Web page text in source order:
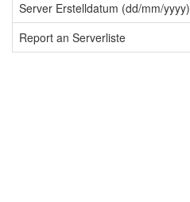
Server Erstelldatum (dd/mm/yyyy)
Report an Serverliste